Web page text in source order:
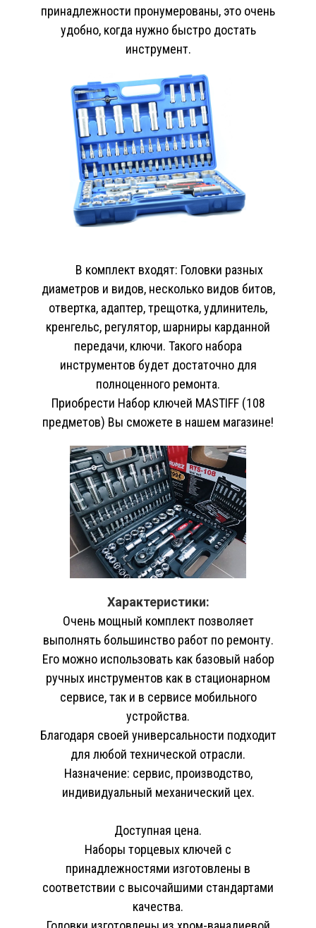
принадлежности пронумерованы, это очень
удобно, когда нужно быстро достать
инструмент.
В комплект входят: Головки разных
диаметров и видов, несколько видов битов,
отвертка, адаптер, трещотка, удлинитель,
кренгельс, регулятор, шарниры карданной
передачи, ключи. Такого набора
инструментов будет достаточно для
полноценного ремонта.
Приобрести Набор ключей MASTIFF (108
предметов) Вы сможете в нашем магазине!
Характеристики:
Очень мощный комплект позволяет
выполнять большинство работ по ремонту.
Его можно использовать как базовый набор
ручных инструментов как в стационарном
сервисе, так и в сервисе мобильного
устройства.
Благодаря своей универсальности подходит
для любой технической отрасли.
Назначение: сервис, производство,
индивидуальный механический цех.
Доступная цена.
Наборы торцевых ключей с
принадлежностями изготовлены в
соответствии с высочайшими стандартами
качества.